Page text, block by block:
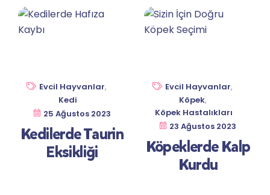
Kedilerde Taurin
Eksikliği
Evcil Hayvanlar,
Kedi
25 Ağustos 2023
Köpeklerde Kalp
Kurdu
Evcil Hayvanlar,
Köpek,
Köpek Hastalıkları
23 Ağustos 2023